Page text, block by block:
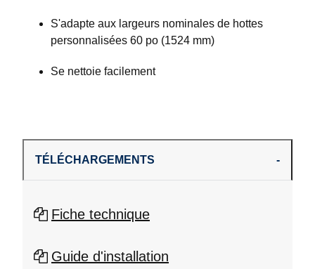
S'adapte aux largeurs nominales de hottes
personnalisées 60 po (1524 mm)
Se nettoie facilement
TÉLÉCHARGEMENTS
Fiche technique
Guide d'installation